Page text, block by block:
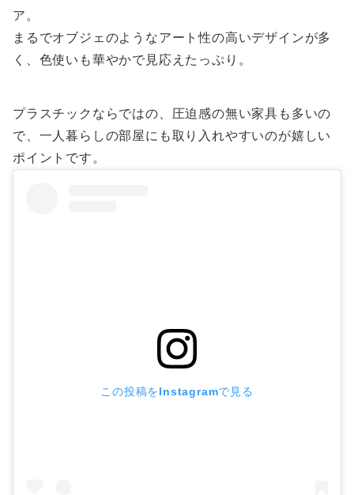
ア。
まるでオブジェのようなアート性の高いデザインが多
く、色使いも華やかで見応えたっぷり。
プラスチックならではの、圧迫感の無い家具も多いの
で、一人暮らしの部屋にも取り入れやすいのが嬉しい
ポイントです。
この投稿をInstagramで見る